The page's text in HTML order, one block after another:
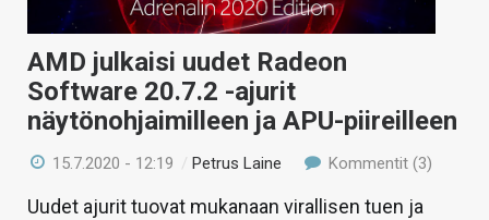
AMD julkaisi uudet Radeon
Software 20.7.2 -ajurit
näytönohjaimilleen ja APU-piireilleen
15.7.2020 - 12:19 /Petrus Laine Kommentit (3)
Uudet ajurit tuovat mukanaan virallisen tuen ja